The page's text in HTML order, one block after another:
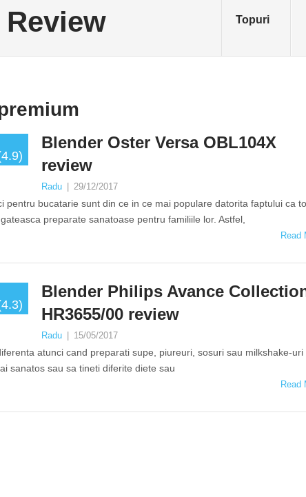
Topuri
Blender Oster Versa OBL104X
review
Radu 29/12/2017
pentru bucatarie sunt din ce in ce mai populare datorita faptului ca
preparate sanatoase pentru familiile lor. Astfel,
Read
Blender Philips Avance
HR3655/00 review
Radu 15/05/2017
atunci cand preparati supe, piureuri, sosuri sau milkshake-uri
sanatos sau sa tineti diferite diete sau
Read